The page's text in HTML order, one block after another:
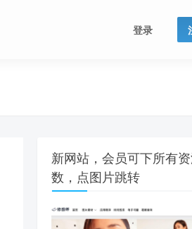
登录
新网站，会员可下所有
数，点图片跳转